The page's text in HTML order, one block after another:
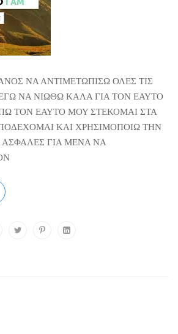
ΝΑ ΑΝΤΙΜΕΤΩΠΙΣΩ ΟΛΕΣ ΤΙΣ
ΝΑ ΝΙΩΘΩ ΚΑΛΑ ΓΙΑ ΤΟΝ ΕΑΥΤΟ
ΤΟΝ ΕΑΥΤΟ ΜΟΥ ΣΤΕΚΟΜΑΙ ΣΤΑ
ΚΑΙ ΧΡΗΣΙΜΟΠΟΙΩ ΤΗΝ
ΓΙΑ ΜΕΝΑ ΝΑ